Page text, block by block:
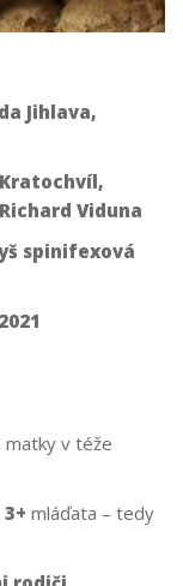
Jihlava,
Viduna
spinifexová
matky v téže
3+ mláďata – tedy